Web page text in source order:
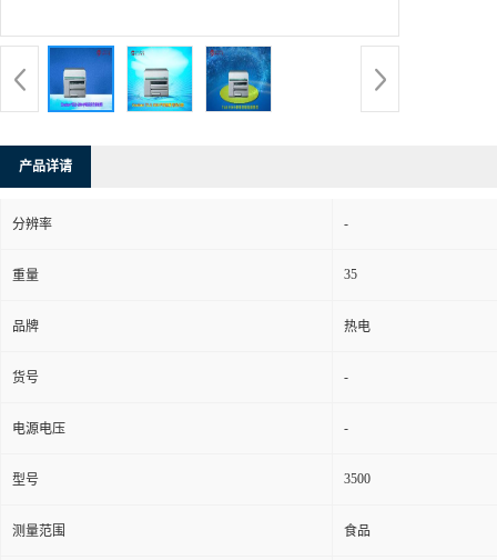
产品详请
分辨率 -
重量 35
品牌 热电
货号 -
电源电压 -
型号 3500
测量范围 食品